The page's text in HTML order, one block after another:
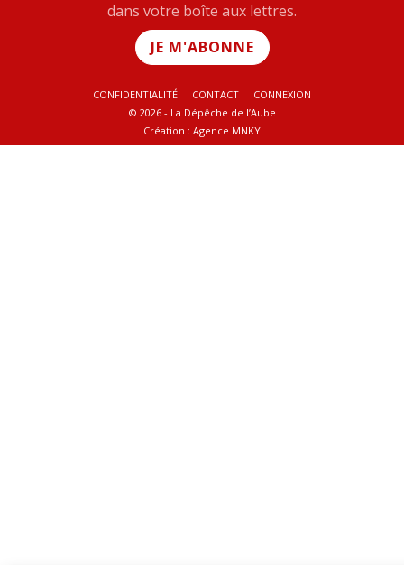
dans votre boîte aux lettres.
JE M'ABONNE
CONFIDENTIALITÉ CONTACT
CONNEXION
© 2026 - La Dépêche de l’Aube
Création : Agence MNKY